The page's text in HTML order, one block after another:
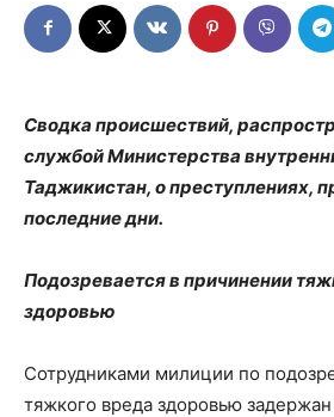
Сводка происшествий,
службой Министерства
Таджикистан, о преступлениях,
последние дни.
Подозревается в причинении
здоровью
Сотрудниками милиции по
тяжкого вреда здоровью